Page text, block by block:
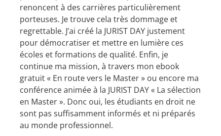
renoncent à des carrières particulièrement
porteuses. Je trouve cela très dommage et
regrettable. J’ai créé la JURIST DAY justement
pour démocratiser et mettre en lumière ces
écoles et formations de qualité. Enfin, je
continue ma mission, à travers mon ebook
gratuit « En route vers le Master » ou encore ma
conférence animée à la JURIST DAY « La sélection
en Master ». Donc oui, les étudiants en droit ne
sont pas suffisamment informés et ni préparés
au monde professionnel.